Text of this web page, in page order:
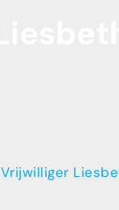
Vrijwilliger